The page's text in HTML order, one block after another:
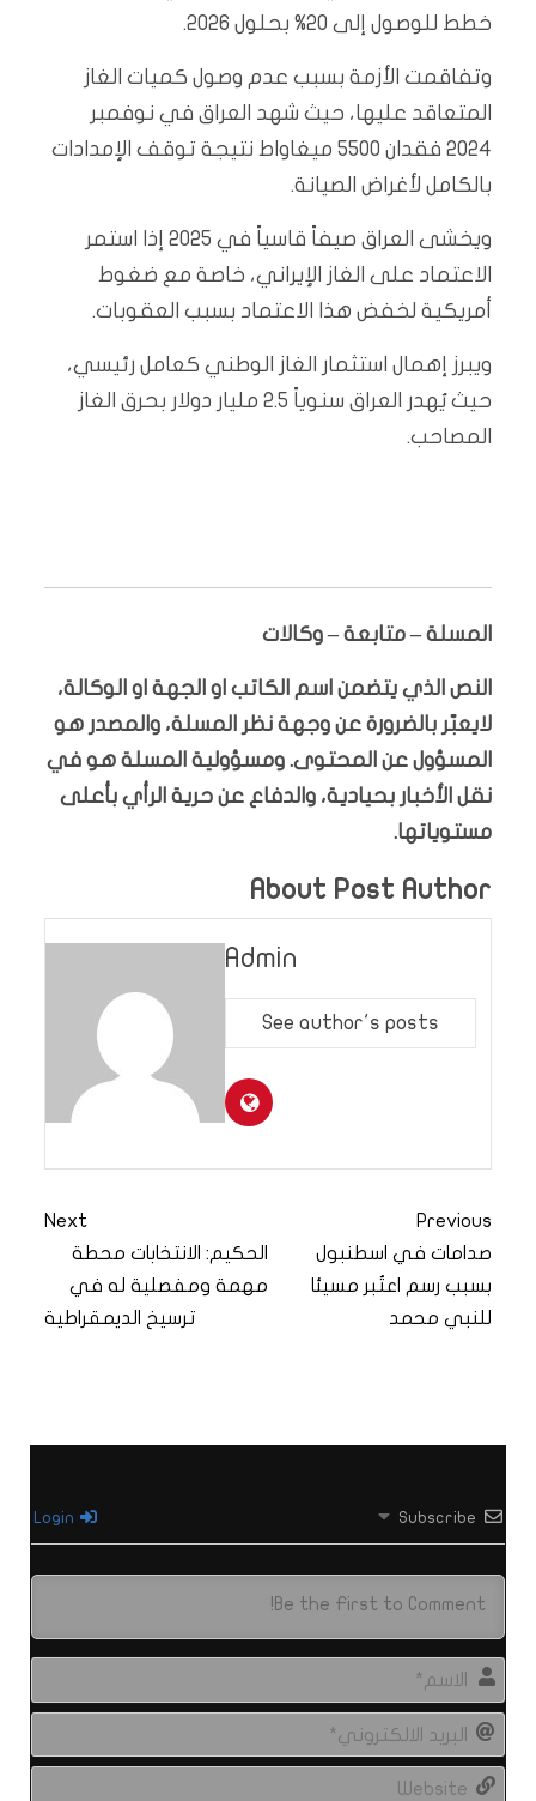
خطط للوصول إلى 20% بحلول 2026.
وتفاقمت الأزمة بسبب عدم وصول كميات الغاز
المتعاقد عليها، حيث شهد العراق في نوفمبر
2024 فقدان 5500 ميغاواط نتيجة توقف الإمدادات
بالكامل لأغراض الصيانة.
ويخشى العراق صيفاً قاسياً في 2025 إذا استمر
الاعتماد على الغاز الإيراني، خاصة مع ضغوط
أمريكية لخفض هذا الاعتماد بسبب العقوبات.
ويبرز إهمال استثمار الغاز الوطني كعامل رئيسي،
حيث يُهدر العراق سنوياً 2.5 مليار دولار بحرق الغاز
المصاحب.
المسلة – متابعة – وكالات
النص الذي يتضمن اسم الكاتب او الجهة او الوكالة،
لايعبّر بالضرورة عن وجهة نظر المسلة، والمصدر هو
المسؤول عن المحتوى. ومسؤولية المسلة هو في
نقل الأخبار بحيادية، والدفاع عن حرية الرأي بأعلى
مستوياتها.
About Post Author
Admin
See author's posts
Previous
صدامات في اسطنبول
بسبب رسم اعتُبر مسيئا
للنبي محمد
Next
الحكيم: الانتخابات محطة
مهمة ومفصلية له في
ترسيخ الديمقراطية
Subscribe